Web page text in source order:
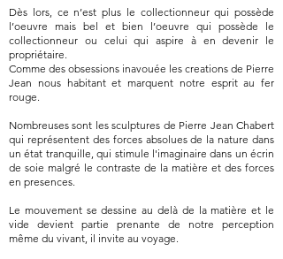
Dès lors, ce n’est plus le collectionneur qui possède
l’oeuvre mais bel et bien l’oeuvre qui possède le
collectionneur ou celui qui aspire à en devenir le
propriétaire.
Comme des obsessions inavouée les creations de Pierre
Jean nous habitant et marquent notre esprit au fer
rouge.
Nombreuses sont les sculptures de Pierre Jean Chabert
qui représentent des forces absolues de la nature dans
un état tranquille, qui stimule l'imaginaire dans un écrin
de soie malgré le contraste de la matière et des forces
en presences.
Le mouvement se dessine au delà de la matière et le
vide devient partie prenante de notre perception
même du vivant, il invite au voyage.